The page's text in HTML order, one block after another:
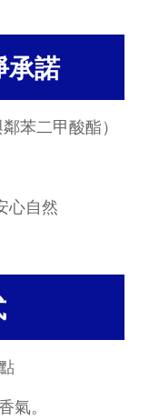
承諾
苯二甲酸酯）
心自然
。